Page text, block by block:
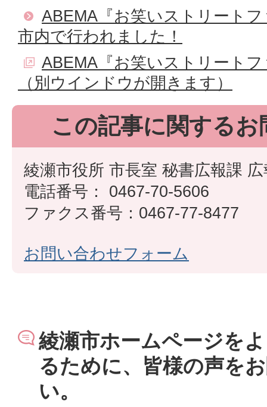
ABEMA『お笑いストリート
市内で行われました！
ABEMA『お笑いストリート
（別ウインドウが開きます）
この記事に関するお
綾瀬市役所 市長室 秘書広報課
電話番号： 0467-70-5606
ファクス番号：0467-77-8477
お問い合わせフォーム
綾瀬市ホームページを
るために、皆様の声を
い。